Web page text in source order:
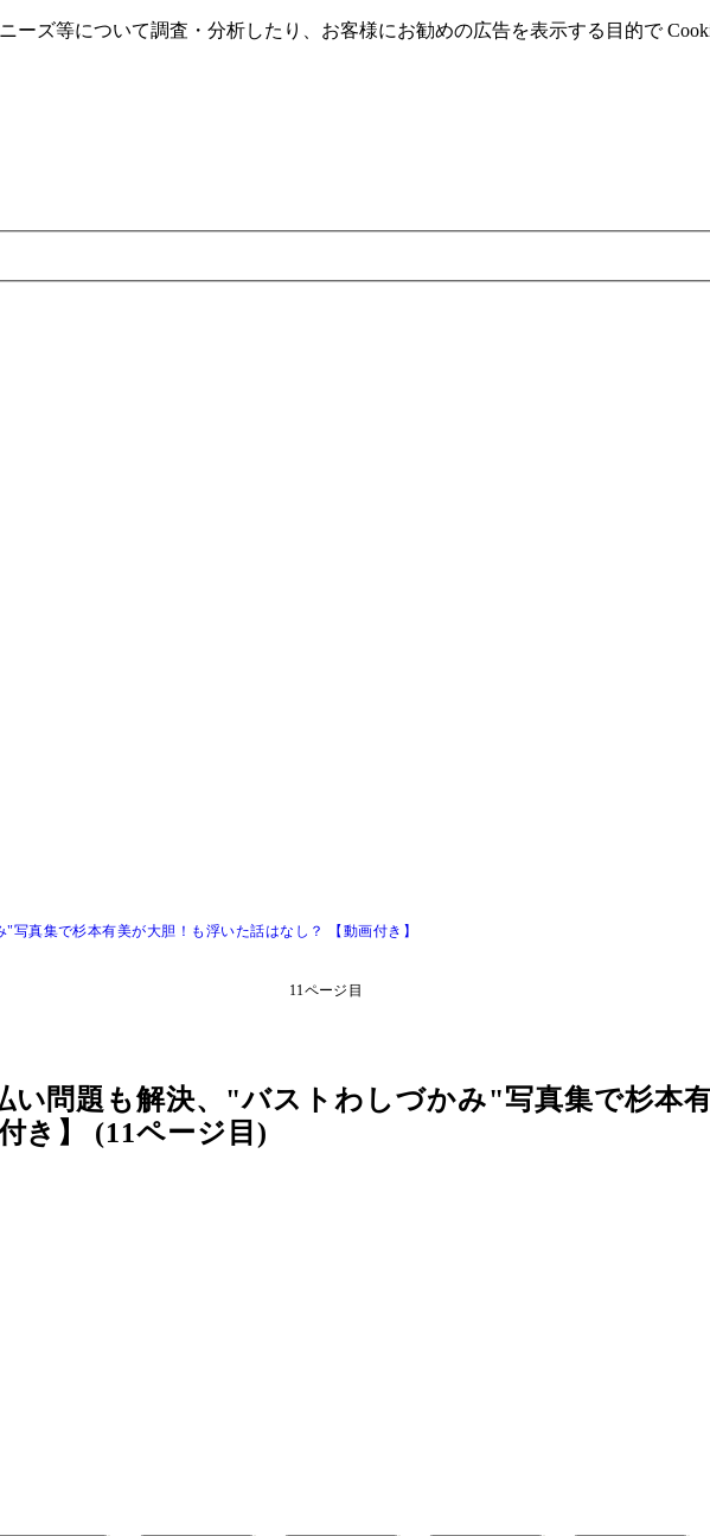
ーズ等について調査・分析したり、お客様にお勧めの広告を表⽰する⽬的で
真集で杉本有美が大胆！も浮いた話はなし？ 【動画付き】
11ページ目
い問題も解決、"バストわしづかみ"写真集で杉本
き】 (11ページ目)